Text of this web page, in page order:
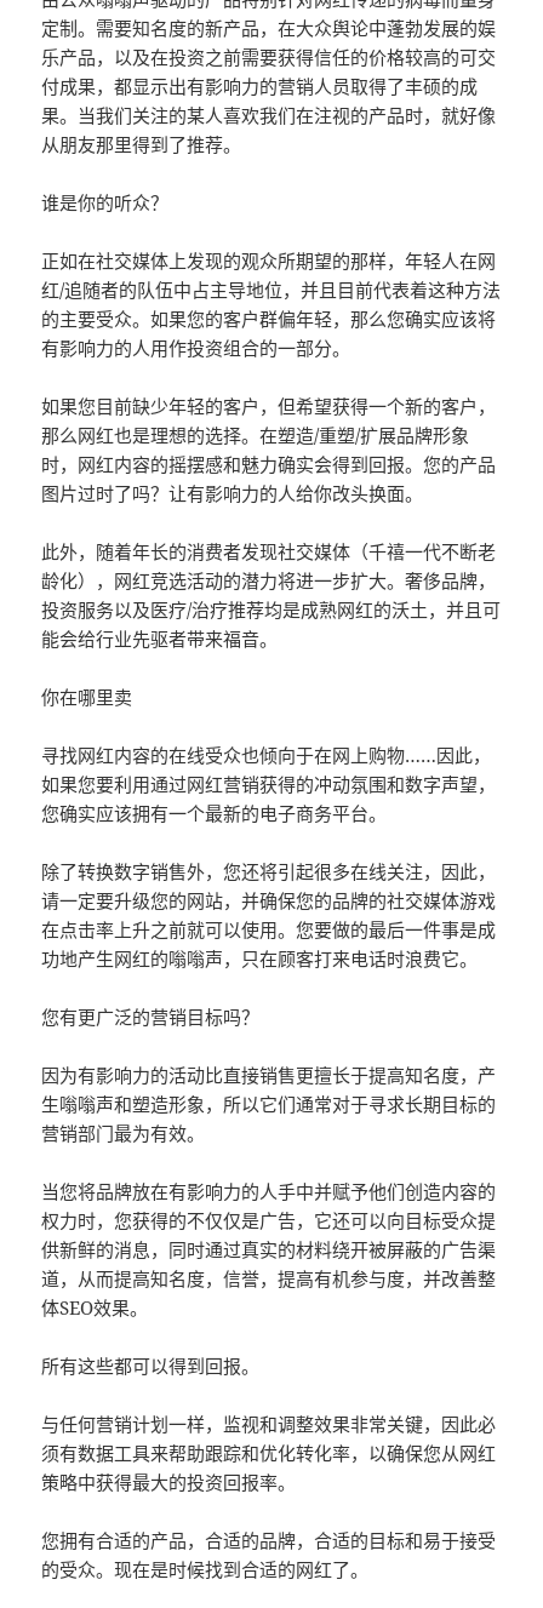
定制。需要知名度的新产品，在大众舆论中蓬勃发展的娱
乐产品，以及在投资之前需要获得信任的价格较高的可交
付成果，都显示出有影响力的营销人员取得了丰硕的成
果。当我们关注的某人喜欢我们在注视的产品时，就好像
从朋友那里得到了推荐。
谁是你的听众？
正如在社交媒体上发现的观众所期望的那样，年轻人在网
红/追随者的队伍中占主导地位，并且目前代表着这种方法
的主要受众。如果您的客户群偏年轻，那么您确实应该将
有影响力的人用作投资组合的一部分。
如果您目前缺少年轻的客户，但希望获得一个新的客户，
那么网红也是理想的选择。在塑造/重塑/扩展品牌形象
时，网红内容的摇摆感和魅力确实会得到回报。您的产品
图片过时了吗？让有影响力的人给你改头换面。
此外，随着年长的消费者发现社交媒体（千禧一代不断老
龄化），网红竞选活动的潜力将进一步扩大。奢侈品牌，
投资服务以及医疗/治疗推荐均是成熟网红的沃土，并且可
能会给行业先驱者带来福音。
你在哪里卖
寻找网红内容的在线受众也倾向于在网上购物……因此，
如果您要利用通过网红营销获得的冲动氛围和数字声望，
您确实应该拥有一个最新的电子商务平台。
除了转换数字销售外，您还将引起很多在线关注，因此，
请一定要升级您的网站，并确保您的品牌的社交媒体游戏
在点击率上升之前就可以使用。您要做的最后一件事是成
功地产生网红的嗡嗡声，只在顾客打来电话时浪费它。
您有更广泛的营销目标吗？
因为有影响力的活动比直接销售更擅长于提高知名度，产
生嗡嗡声和塑造形象，所以它们通常对于寻求长期目标的
营销部门最为有效。
当您将品牌放在有影响力的人手中并赋予他们创造内容的
权力时，您获得的不仅仅是广告，它还可以向目标受众提
供新鲜的消息，同时通过真实的材料绕开被屏蔽的广告渠
道，从而提高知名度，信誉，提高有机参与度​​，并改善整
体SEO效果。
所有这些都可以得到回报。
与任何营销计划一样，监视和调整效果非常关键，因此必
须有数据工具来帮助跟踪和优化转化率，以确保您从网红
策略中获得最大的投资回报率。
您拥有合适的产品，合适的品​​牌，合适的目标和易于接受
的受众。现在是时候找到合适的网红了。